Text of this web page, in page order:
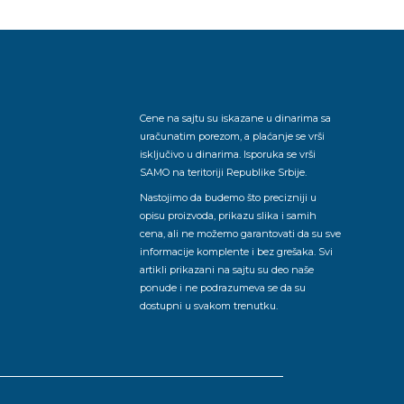
Cene na sajtu su iskazane u dinarima sa
uračunatim porezom, a plaćanje se vrši
isključivo u dinarima. Isporuka se vrši
SAMO na teritoriji Republike Srbije.
Nastojimo da budemo što precizniji u
opisu proizvoda, prikazu slika i samih
cena, ali ne možemo garantovati da su sve
informacije komplente i bez grešaka. Svi
artikli prikazani na sajtu su deo naše
ponude i ne podrazumeva se da su
dostupni u svakom trenutku.